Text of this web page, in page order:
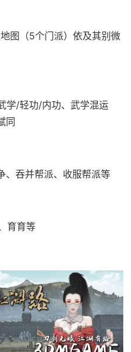
图（5个门派）依及其别微
学/轻功/内功、武学混运
同
、吞并帮派、收服帮派等
育育等